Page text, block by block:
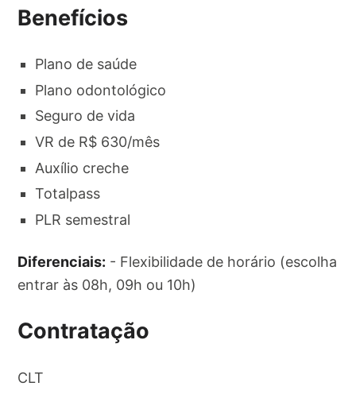
Benefícios
Plano de saúde
Plano odontológico
Seguro de vida
VR de R$ 630/mês
Auxílio creche
Totalpass
PLR semestral
Diferenciais: - Flexibilidade de horário (escolha
entrar às 08h, 09h ou 10h)
Contratação
CLT